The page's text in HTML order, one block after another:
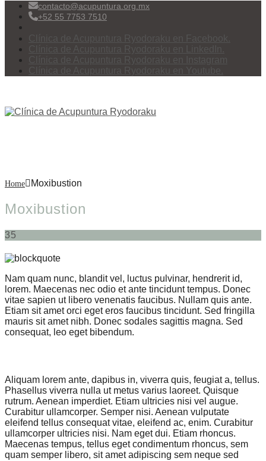
contacto@acupuntura.org.mx
+52 55 7753 7510
Clínica de Acupuntura Ryodoraku en Facebook.
Clínica de Acupuntura Ryodoraku en LinkedIn.
Clínica de Acupuntura Ryodoraku en Instagram
Clínica de Acupuntura Ryodoraku en Youtube.
Home Moxibustion
Moxibustion
35
Nam quam nunc, blandit vel, luctus pulvinar, hendrerit id,
lorem. Maecenas nec odio et ante tincidunt tempus. Donec
vitae sapien ut libero venenatis faucibus. Nullam quis ante.
Etiam sit amet orci eget eros faucibus tincidunt. Sed fringilla
mauris sit amet nibh. Donec sodales sagittis magna. Sed
consequat, leo eget bibendum.
Aliquam lorem ante, dapibus in, viverra quis, feugiat a, tellus.
Phasellus viverra nulla ut metus varius laoreet. Quisque
rutrum. Aenean imperdiet. Etiam ultricies nisi vel augue.
Curabitur ullamcorper. Semper nisi. Aenean vulputate
eleifend tellus consequat vitae, eleifend ac, enim. Curabitur
ullamcorper ultricies nisi. Nam eget dui. Etiam rhoncus.
Maecenas tempus, tellus eget condimentum rhoncus, sem
quam semper libero, sit amet adipiscing sem neque sed